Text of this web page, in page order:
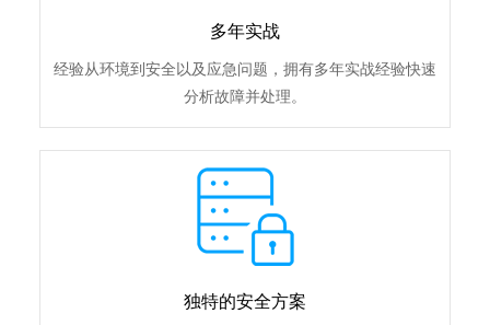
多年实战
经验从环境到安全以及应急问题，拥有多年实战经验快速
分析故障并处理。
独特的安全方案